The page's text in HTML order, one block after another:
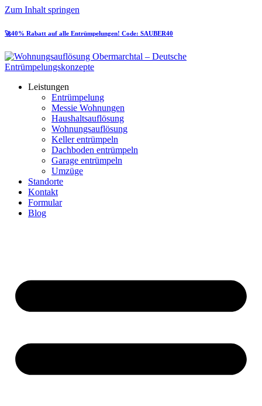
Zum Inhalt springen
🚀40% Rabatt auf alle Entrümpelungen! Code: SAUBER40
Leistungen
Entrümpelung
Messie Wohnungen
Haushaltsauflösung
Wohnungsauflösung
Keller entrümpeln
Dachboden entrümpeln
Garage entrümpeln
Umzüge
Standorte
Kontakt
Formular
Blog